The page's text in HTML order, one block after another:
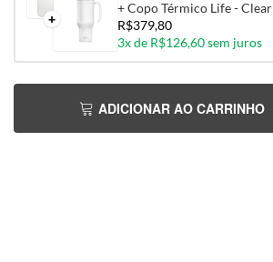
+
+ Copo Térmico Life - Clear
R$379,80
3x de R$126,60 sem juros
ADICIONAR AO CARRINHO